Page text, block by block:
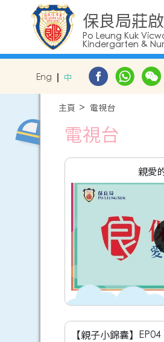
保良局莊
Po Leung Kuk
Kindergarten &
Eng 中
主頁 電視台
電視台
親愛
【親子小錦囊】